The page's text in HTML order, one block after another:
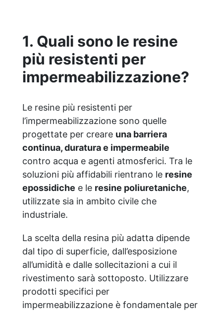
Coprente in una singola passata. ✅
Universale: Perfetta per pavimentazioni ,
parcheggi esterni, magazzini e , oltre a
rivestimenti su acciaio opportunamente
preparato. ✅ Conformità e sicurezza:
305/2011 - Regolamento Europeo EU no.
574/2014 - Marcatura CE secondo EN
1504-2 e relativa Dichiarazione di
Prestazione (DoP) ✅ Facile da Usare,
miscela i 2 componenti (2 : 1) comodamente
predosati
1. Quali sono le resine
più resistenti per
impermeabilizzazione?
Le resine più resistenti per
l’impermeabilizzazione sono quelle
progettate per creare una barriera
continua, duratura e impermeabile
contro acqua e agenti atmosferici. Tra le
soluzioni più affidabili rientrano le resine
epossidiche e le resine poliuretaniche,
utilizzate sia in ambito civile che
industriale.
La scelta della resina più adatta dipende
dal tipo di superficie, dall’esposizione
all’umidità e dalle sollecitazioni a cui il
rivestimento sarà sottoposto. Utilizzare
prodotti specifici per
impermeabilizzazione è fondamentale per